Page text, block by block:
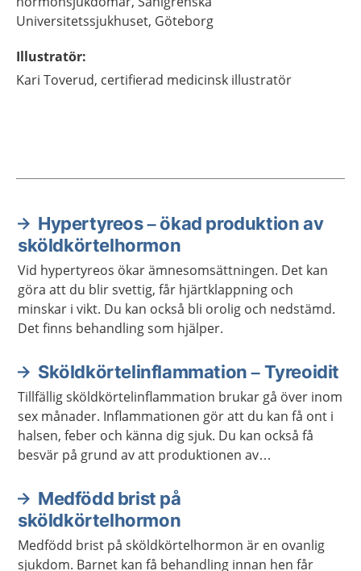
Universitetssjukhuset, Göteborg
Illustratör:
Kari Toverud, certifierad medicinsk illustratör
Aktuella artiklar
Hypertyreos – ökad produktion av
sköldkörtelhormon
Vid hypertyreos ökar ämnesomsättningen. Det kan
göra att du blir svettig, får hjärtklappning och
minskar i vikt. Du kan också bli orolig och nedstämd.
Det finns behandling som hjälper.
Sköldkörtelinflammation – Tyreoidit
Tillfällig sköldkörtelinflammation brukar gå över inom
sex månader. Inflammationen gör att du kan få ont i
halsen, feber och känna dig sjuk. Du kan också få
besvär på grund av att produktionen av
Medfödd brist på
sköldkörtelhormon
Medfödd brist på sköldkörtelhormon är en ovanlig
sjukdom. Barnet kan få behandling innan hen får